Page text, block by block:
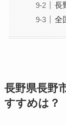
長
全
長野県長野
すすめは？